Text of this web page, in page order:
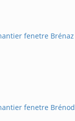
fenetre Brénaz
fenetre Brénod